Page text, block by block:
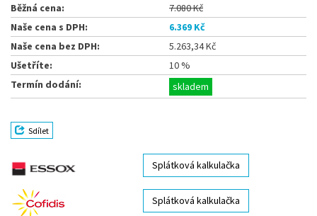
Běžná cena:
7.080 Kč
Naše cena s DPH:
6.369 Kč
Naše cena bez DPH:
5.263,34 Kč
Ušetříte:
10 %
Termín dodání:
skladem
Sdílet
Splátková kalkulačka
Splátková kalkulačka